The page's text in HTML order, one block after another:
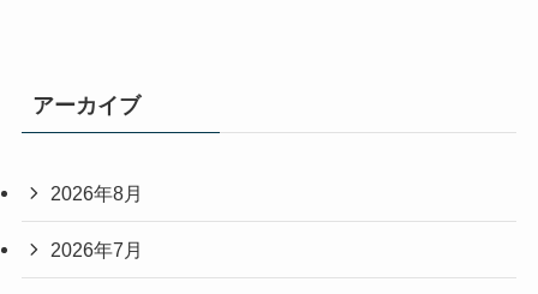
アーカイブ
2026年8月
2026年7月